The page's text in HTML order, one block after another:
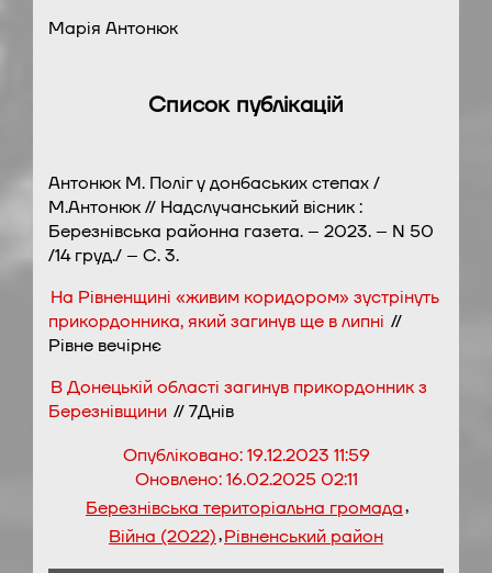
Марія Антонюк
Список публікацій
Антонюк М. Поліг у донбаських степах /
М.Антонюк // Надслучанський вісник :
Березнівська районна газета. – 2023. – N 50
/14 груд./ – С. 3.
На Рівненщині «живим коридором» зустрінуть
прикордонника, який загинув ще в липні //
Рівне вечірнє
В Донецькій області загинув прикордонник з
Березнівщини // 7Днів
Опубліковано:19.12.2023 11:59
Оновлено:16.02.2025 02:11
Березнівська територіальна громада,
Війна (2022),Рівненський район